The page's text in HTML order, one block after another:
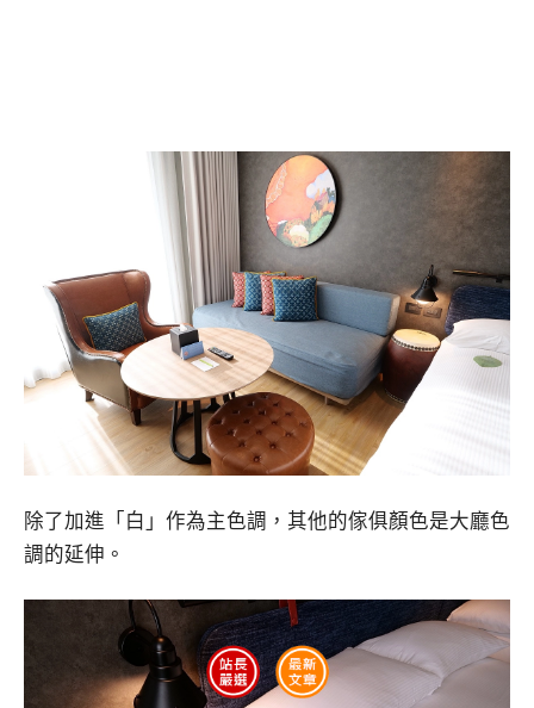
除了加進「白」作為主色調，其他的傢俱顏色是大廳色
調的延伸。